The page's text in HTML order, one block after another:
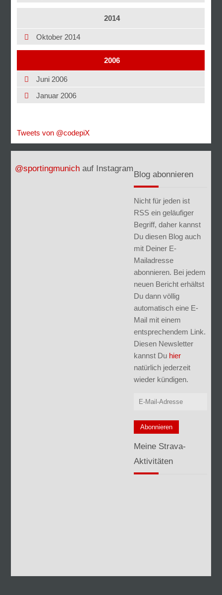
2014
Oktober 2014
2006
Juni 2006
Januar 2006
Tweets von @codepiX
Blog abonnieren
Nicht für jeden ist
RSS ein geläufiger
Begriff, daher kannst
Du diesen Blog auch
mit Deiner E-
Mailadresse
abonnieren. Bei jedem
neuen Bericht erhältst
Du dann völlig
automatisch eine E-
Mail mit einem
entsprechendem Link.
Diesen Newsletter
kannst Du hier
natürlich jederzeit
wieder kündigen.
Meine Strava-
Aktivitäten
@sportingmunichauf Instagram